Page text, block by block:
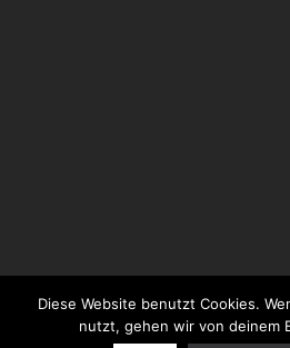
© 2026 Neue Philharmonie
Diese Website benutzt Cookies.
nutzt, gehen wir von deinem